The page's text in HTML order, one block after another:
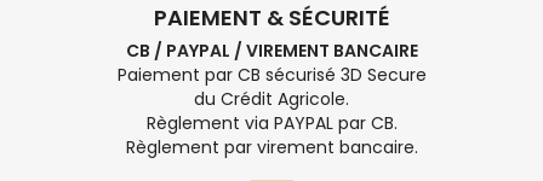
PAIEMENT & SÉCURITÉ
CB / PAYPAL / VIREMENT BANCAIRE
Paiement par CB sécurisé 3D Secure
du Crédit Agricole.
Règlement via PAYPAL par CB.
Règlement par virement bancaire.